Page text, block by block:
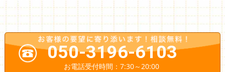
050-3196-6103
お電話受付時間：7:30～20:00